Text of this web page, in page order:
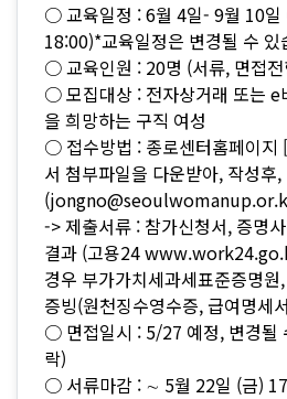
○ 교육일정 : 6월 4일- 9월 10
18:00)*교육일정은 변경될 수 있
○ 교육인원 : 20명 (서류, 면접
○ 모집대상 : 전자상거래 또는 e
을 희망하는 구직 여성
○ 접수방법 : 종로센터홈페이지
서 첨부파일을 다운받아, 작성후
­­­­­­-> 제출서류 : 참가신청서, 증명
결과 (고용24
경우 부가가치세과세표준증명
증빙(원천징수영수증, 급여명세
○ 면접일시 : 5/27 예정, 변경될
락)
○ 서류마감 : ∼ 5월 22일 (금)